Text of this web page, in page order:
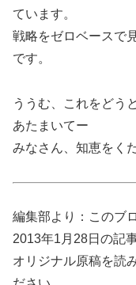
ています。
戦略をゼロベースで
です。
ううむ、これをどう
あたまいてー
みなさん、知恵をく
編集部より：このブ
2013年1月28日の記
オリジナル原稿を読